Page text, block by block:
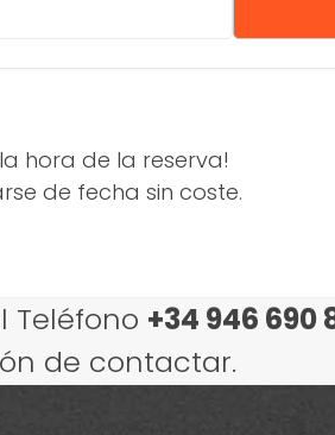
hora de la reserva!
de fecha sin coste.
Teléfono +34 946 690
de contactar.